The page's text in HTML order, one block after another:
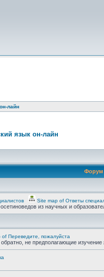
лайн
язык он-лайн
Форум
Site map of Ответы
из научных и
of Переведите, пожалуйста
не предполагающие изучение